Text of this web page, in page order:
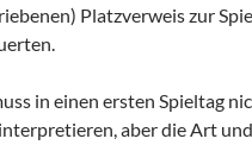
Platzverweis zur
in einen ersten Spieltag
aber die Art